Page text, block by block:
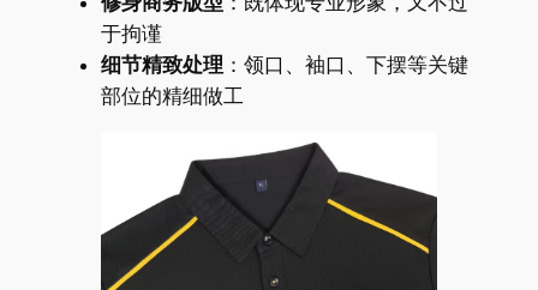
于拘谨
细节精致处理 ：领口、袖口、下摆等关键
部位的精细做工